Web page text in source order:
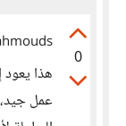
0
هذا
عمل